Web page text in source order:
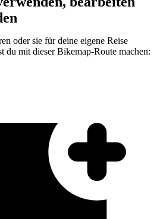
oder sie für deine eigene Reise
du mit dieser Bikemap-Route machen: